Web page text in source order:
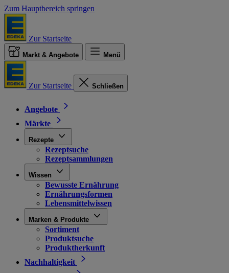
Zum Hauptbereich springen
Zur Startseite
Markt & Angebote Menü
Zur Startseite Schließen
Angebote
Märkte
Rezepte
Rezeptsuche
Rezeptsammlungen
Wissen
Bewusste Ernährung
Ernährungsformen
Lebensmittelwissen
Marken & Produkte
Sortiment
Produktsuche
Produktherkunft
Nachhaltigkeit